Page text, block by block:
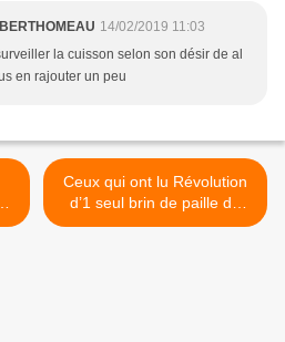
14/02/2019 11:03
la cuisson selon son désir de al
en rajouter un peu
Ceux qui ont lu Révolution
d’1 seul brin de paille de
Masanobu Fukukoa lèvent